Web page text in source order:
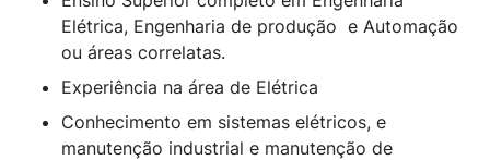
Elétrica, Engenharia de produção e Automação
ou áreas correlatas.
Experiência na área de Elétrica
Conhecimento em sistemas elétricos, e
manutenção industrial e manutenção de